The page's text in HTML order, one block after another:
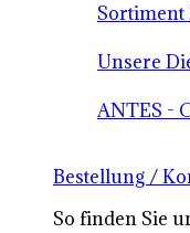
Sortiment
Unsere
ANTES -
Bestellung /
So finden Sie